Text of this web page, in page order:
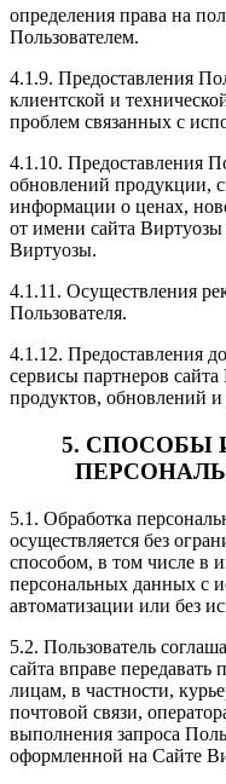
определения права на
Пользователем.
4.1.9. Предоставления
клиентской и
проблем связанных с
4.1.10. Предоставления
обновлений продукции,
информации о ценах,
от имени сайта
Виртуозы.
4.1.11. Осуществления
Пользователя.
4.1.12. Предоставления
сервисы партнеров
продуктов, обновлений и
5. СПОСОБЫ
5.1. Обработка
осуществляется без
способом, в том числе в
персональных данных с
автоматизации или без
5.2. Пользователь
сайта вправе
лицам, в частности,
почтовой связи,
выполнения запроса
оформленной на Сайте